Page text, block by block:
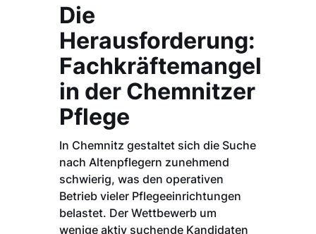
Die
Herausforderung:
Fachkräftemangel
in der Chemnitzer
Pflege
In Chemnitz gestaltet sich die Suche
nach Altenpflegern zunehmend
schwierig, was den operativen
Betrieb vieler Pflegeeinrichtungen
belastet. Der Wettbewerb um
wenige aktiv suchende Kandidaten